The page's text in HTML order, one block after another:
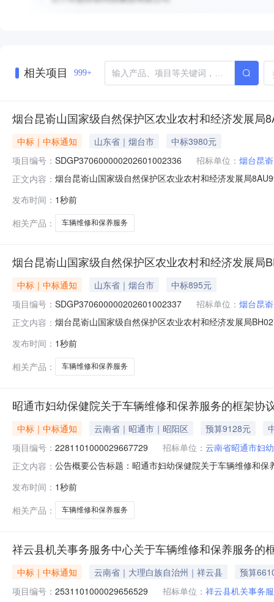
相关项目 999+
烟台昆嵛山国家级自然保护区农业农村和经济发展局
中标｜中标通知 山东省｜烟台市
中标3980元
项目编号： SDGP370600000202601002336 招标单位： 烟台昆
正文内容： 烟台昆嵛山国家级自然保护区农业农村和经济发展局
成交金额AC23120301车辆维修和保养服务牟平区方圆
发布时间： 1秒前
相关产品：
车辆维修和保养服务
烟台昆嵛山国家级自然保护区农业农村和经济发展局
中标｜中标通知 山东省｜烟台市
中标895元
项目编号： SDGP370600000202601002337 招标单位： 烟台昆
正文内容： 烟台昆嵛山国家级自然保护区农业农村和经济发展局
成交金额AC23120301车辆维修和保养服务牟平区方圆
发布时间： 1秒前
相关产品：
车辆维修和保养服务
昭通市妇幼保健院关于车辆维修和保养服务的框架协
中标｜中标通知 云南省｜昭通市｜昭阳区 预算9128元
项目编号： 2281101000029667729 招标单位： 云南省昭通市妇
正文内容： 公告概要公告标题：昭通市妇幼保健院关于车辆维修和
养服务的框架协议采购项目项目编号：
发布时间： 1秒前
相关产品：
车辆维修和保养服务
祥云县机关事务服务中心关于车辆维修和保养服务的
中标｜中标通知 云南省｜大理白族自治州｜祥云县
预算
项目编号： 2531101000029656529 招标单位： 祥云县机关事务